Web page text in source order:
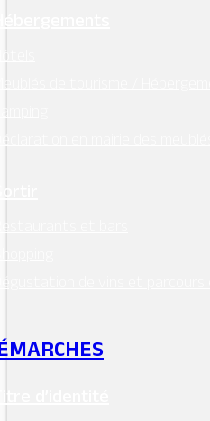
de tourisme /
en mairie des
et bars
de vins et parcours
d’identité